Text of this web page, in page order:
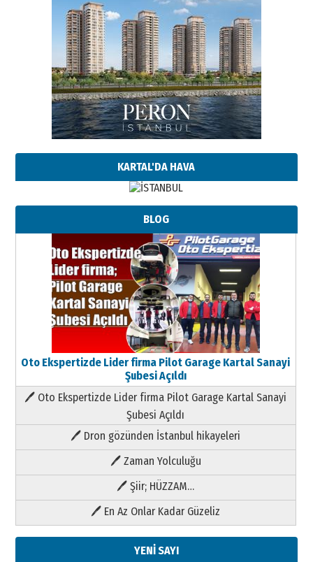
KARTAL'DA HAVA
BLOG
Oto Ekspertizde Lider firma Pilot Garage Kartal Sanayi
Şubesi Açıldı
🖊 Oto Ekspertizde Lider firma Pilot Garage Kartal Sanayi
Şubesi Açıldı
🖊 Dron gözünden İstanbul hikayeleri
🖊 Zaman Yolculuğu
🖊 Şiir; HÜZZAM…
🖊 En Az Onlar Kadar Güzeliz
YENİ SAYI